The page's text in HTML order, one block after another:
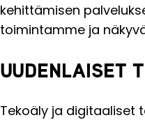
kehittämisen
toimintamme ja
UUDENLAISET
Tekoäly ja digitaaliset